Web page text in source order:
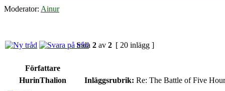
Moderator: Ainur
Sida 2 av 2 [ 20 inlägg ]
Författare
HurinThalion
Inläggsrubrik: Re: The Battle of Five